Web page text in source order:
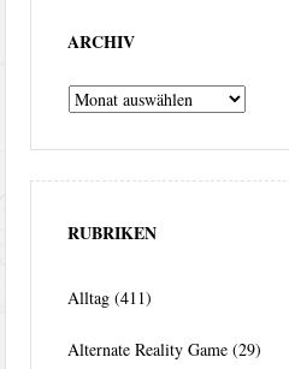
ARCHIV
Archiv
RUBRIKEN
Alltag (411)
Alternate Reality Game (29)